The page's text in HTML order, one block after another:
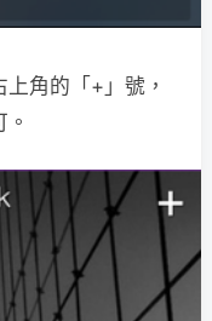
角的「+」號，